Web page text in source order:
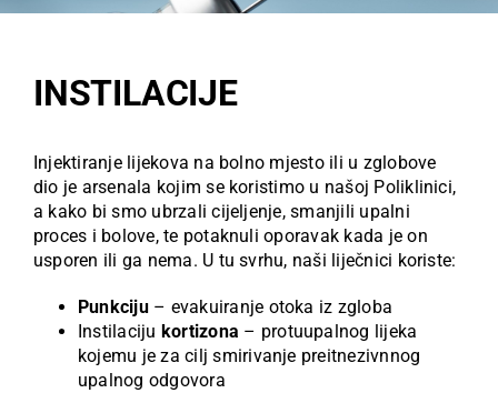
O NAMA
NOVOSTI
KONTAKT
INSTILACIJE
Injektiranje lijekova na bolno mjesto ili u zglobove
dio je arsenala kojim se koristimo u našoj Poliklinici,
a kako bi smo ubrzali cijeljenje, smanjili upalni
proces i bolove, te potaknuli oporavak kada je on
usporen ili ga nema. U tu svrhu, naši liječnici koriste:
Punkciju– evakuiranje otoka iz zgloba
Instilaciju kortizona – protuupalnog lijeka
kojemu je za cilj smirivanje preitnezivnnog
upalnog odgovora